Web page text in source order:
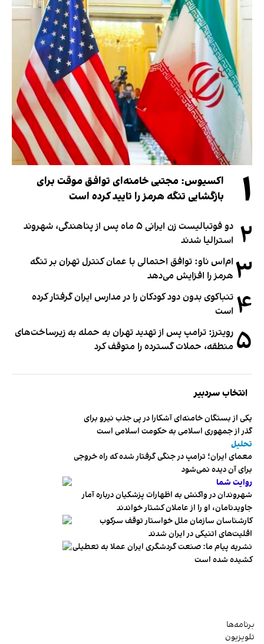
۱
اکسیوس: مجتبی خامنه‌ای توافق موقت برای
بازگشایی تنگه هرمز را تایید کرده است
۲
دو فوتبالیست زن ایرانی ۵ ماه پس از پناهندگی، شهروند
استرالیا شدند
۳ ام‌اس ناو: توافق احتمالی با عمان کنترل تهران بر تنگه
هرمز را افزایش می‌دهد
۴ تنباکوی بدون دود کودکان را در مدارس ایران گرفتار کرده
است
۵ رویترز: ترامپ پس از تهدید تهران به حمله به زیرساخت‌های
منطقه، حملات گسترده را متوقف کرد
انتخاب سردبیر
یکی از بستگان خامنه‌ای آشکارا در پی جذب نیرو برای
گذر از جمهوری اسلامی به حکومت اسلامی است
تحلیل
معمای ایران؛ ترامپ در جنگی گرفتار شده که راه خروجی
برای آن دیده نمی‌شود
روایت شما
شهروندان در واکنش به اظهارات پزشکیان درباره آمار
جاویدنامان، او را از عاملان کشتار خواندند
کارشناسان سازمان ملل خواستار توقف سرکوب
اقلیت‌های اتنیکی در ایران شدند
نشریه پیام ما: صنعت گردشگری ایران عملا به تعطیلی
کشیده شده است
برنامه‌ها
تلویزیون